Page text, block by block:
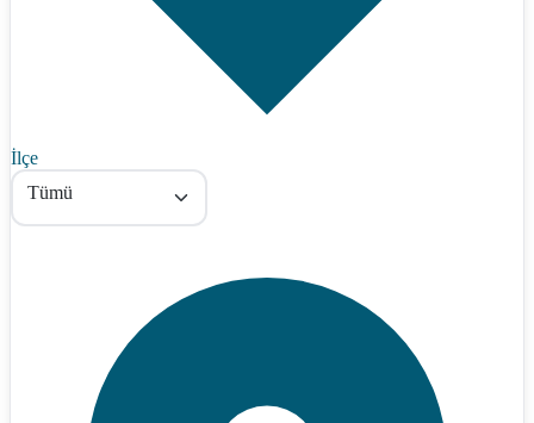
İlçe
Tümü